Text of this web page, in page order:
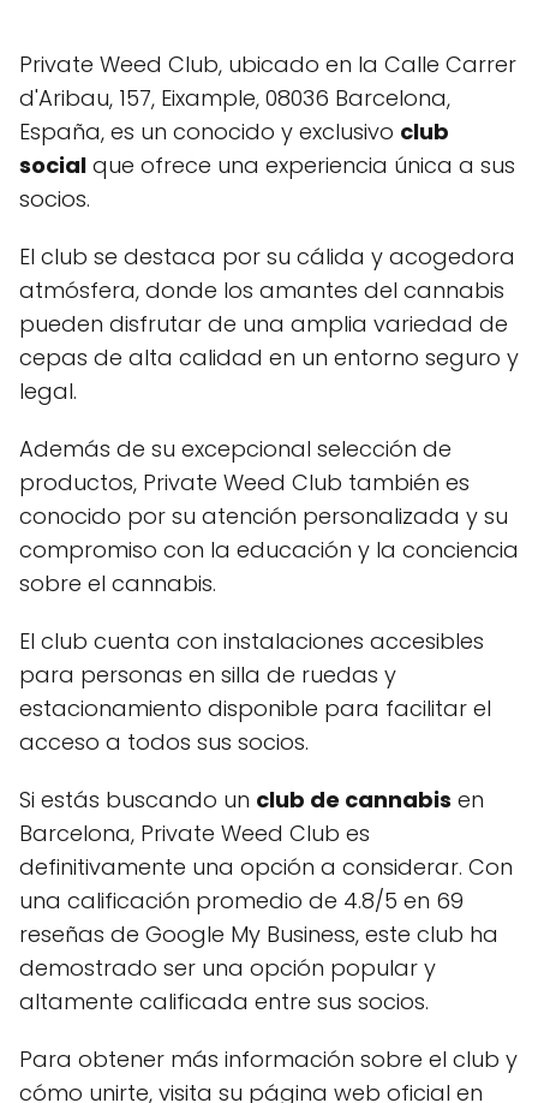
Private Weed Club, ubicado en la Calle Carrer
d'Aribau, 157, Eixample, 08036 Barcelona,
España, es un conocido y exclusivo club
social que ofrece una experiencia única a sus
socios.
El club se destaca por su cálida y acogedora
atmósfera, donde los amantes del cannabis
pueden disfrutar de una amplia variedad de
cepas de alta calidad en un entorno seguro y
legal.
Además de su excepcional selección de
productos, Private Weed Club también es
conocido por su atención personalizada y su
compromiso con la educación y la conciencia
sobre el cannabis.
El club cuenta con instalaciones accesibles
para personas en silla de ruedas y
estacionamiento disponible para facilitar el
acceso a todos sus socios.
Si estás buscando un club de cannabis en
Barcelona, Private Weed Club es
definitivamente una opción a considerar. Con
una calificación promedio de 4.8/5 en 69
reseñas de Google My Business, este club ha
demostrado ser una opción popular y
altamente calificada entre sus socios.
Para obtener más información sobre el club y
cómo unirte, visita su página web oficial en